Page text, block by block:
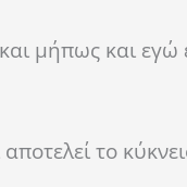
μήπως και εγώ
αποτελεί το